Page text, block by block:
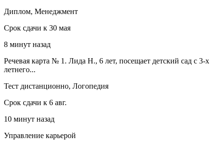
Диплом, Менеджмент
Срок сдачи к 30 мая
8 минут назад
Речевая карта № 1. Лида Н., 6 лет, посещает детский сад с 3-х
летнего...
Тест дистанционно, Логопедия
Срок сдачи к 6 авг.
10 минут назад
Управление карьерой